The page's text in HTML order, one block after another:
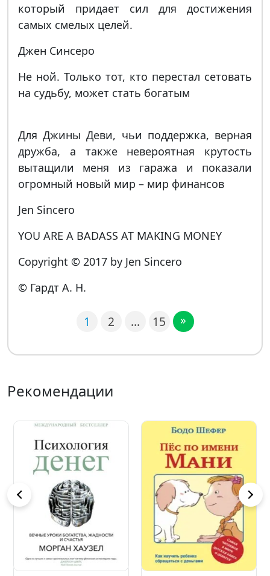
который придает сил для достижения
самых смелых целей.
Джен Синсеро
Не ной. Только тот, кто перестал сетовать
на судьбу, может стать богатым
Для Джины Деви, чьи поддержка, верная
дружба, а также невероятная крутость
вытащили меня из гаража и показали
огромный новый мир – мир финансов
Jen Sincero
YOU ARE A BADASS AT MAKING MONEY
Copyright © 2017 by Jen Sincero
© Гардт А. Н.
1 2 … 15 »
Рекомендации